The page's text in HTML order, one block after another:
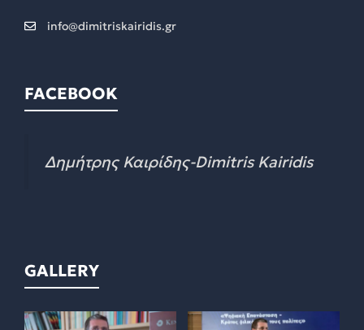
info@dimitriskairidis.gr
FACEBOOK
Δημήτρης Καιρίδης-Dimitris Kairidis
GALLERY